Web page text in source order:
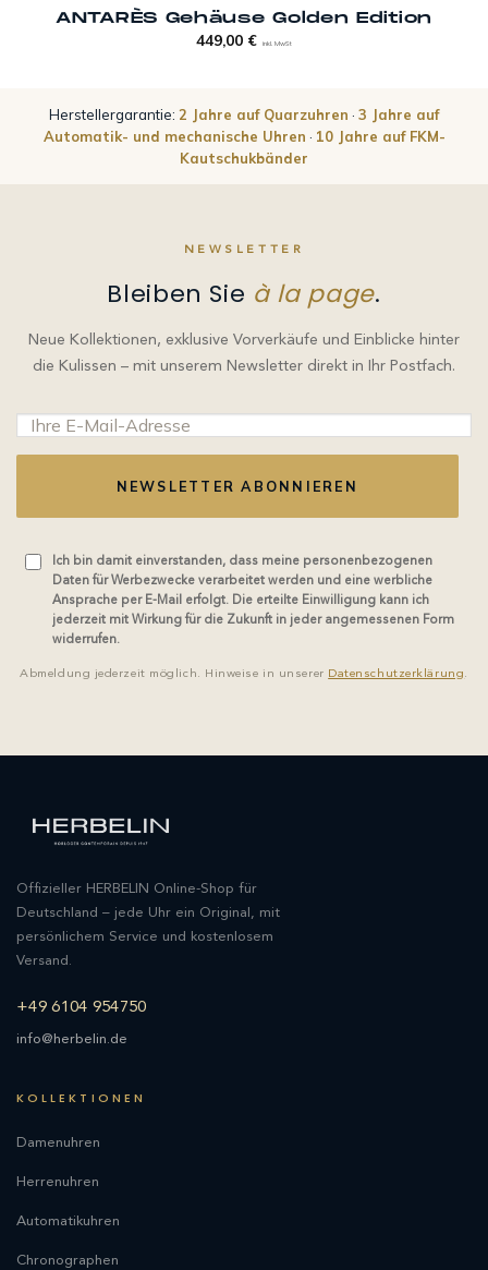
ANTARÈS Gehäuse Golden Edition
449,00 € inkl. MwSt
Herstellergarantie: 2 Jahre auf Quarzuhren · 3 Jahre auf
Automatik- und mechanische Uhren · 10 Jahre auf FKM-
Kautschukbänder
NEWSLETTER
Bleiben Sie à la page.
Neue Kollektionen, exklusive Vorverkäufe und Einblicke hinter
die Kulissen – mit unserem Newsletter direkt in Ihr Postfach.
NEWSLETTER ABONNIEREN
Ich bin damit einverstanden, dass meine personenbezogenen
Daten für Werbezwecke verarbeitet werden und eine werbliche
Ansprache per E-Mail erfolgt. Die erteilte Einwilligung kann ich
jederzeit mit Wirkung für die Zukunft in jeder angemessenen Form
widerrufen.
Abmeldung jederzeit möglich. Hinweise in unserer Datenschutzerklärung.
Offizieller HERBELIN Online-Shop für
Deutschland – jede Uhr ein Original, mit
persönlichem Service und kostenlosem
Versand.
+49 6104 954750
info@herbelin.de
KOLLEKTIONEN
Damenuhren
Herrenuhren
Automatikuhren
Chronographen